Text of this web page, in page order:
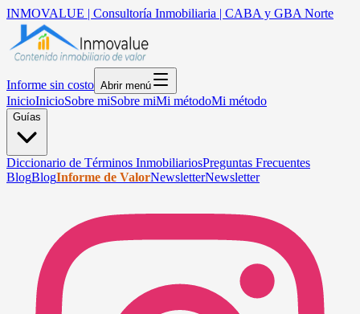
INMOVALUE | Consultoría Inmobiliaria | CABA y GBA Norte
Informe sin costo Abrir menú
InicioInicioSobre miSobre miMi métodoMi método
Guías
Diccionario de Términos InmobiliariosPreguntas Frecuentes
BlogBlogInforme de ValorNewsletterNewsletter